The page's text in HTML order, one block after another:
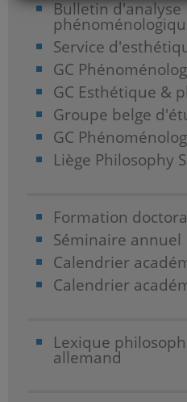
Bulletin d'analyse
Service
GC
GC Esthétique &
Groupe belge
GC
Liège Philosophy
Formation
Séminaire annuel
Calendrier
Calendrier
Lexique
allemand